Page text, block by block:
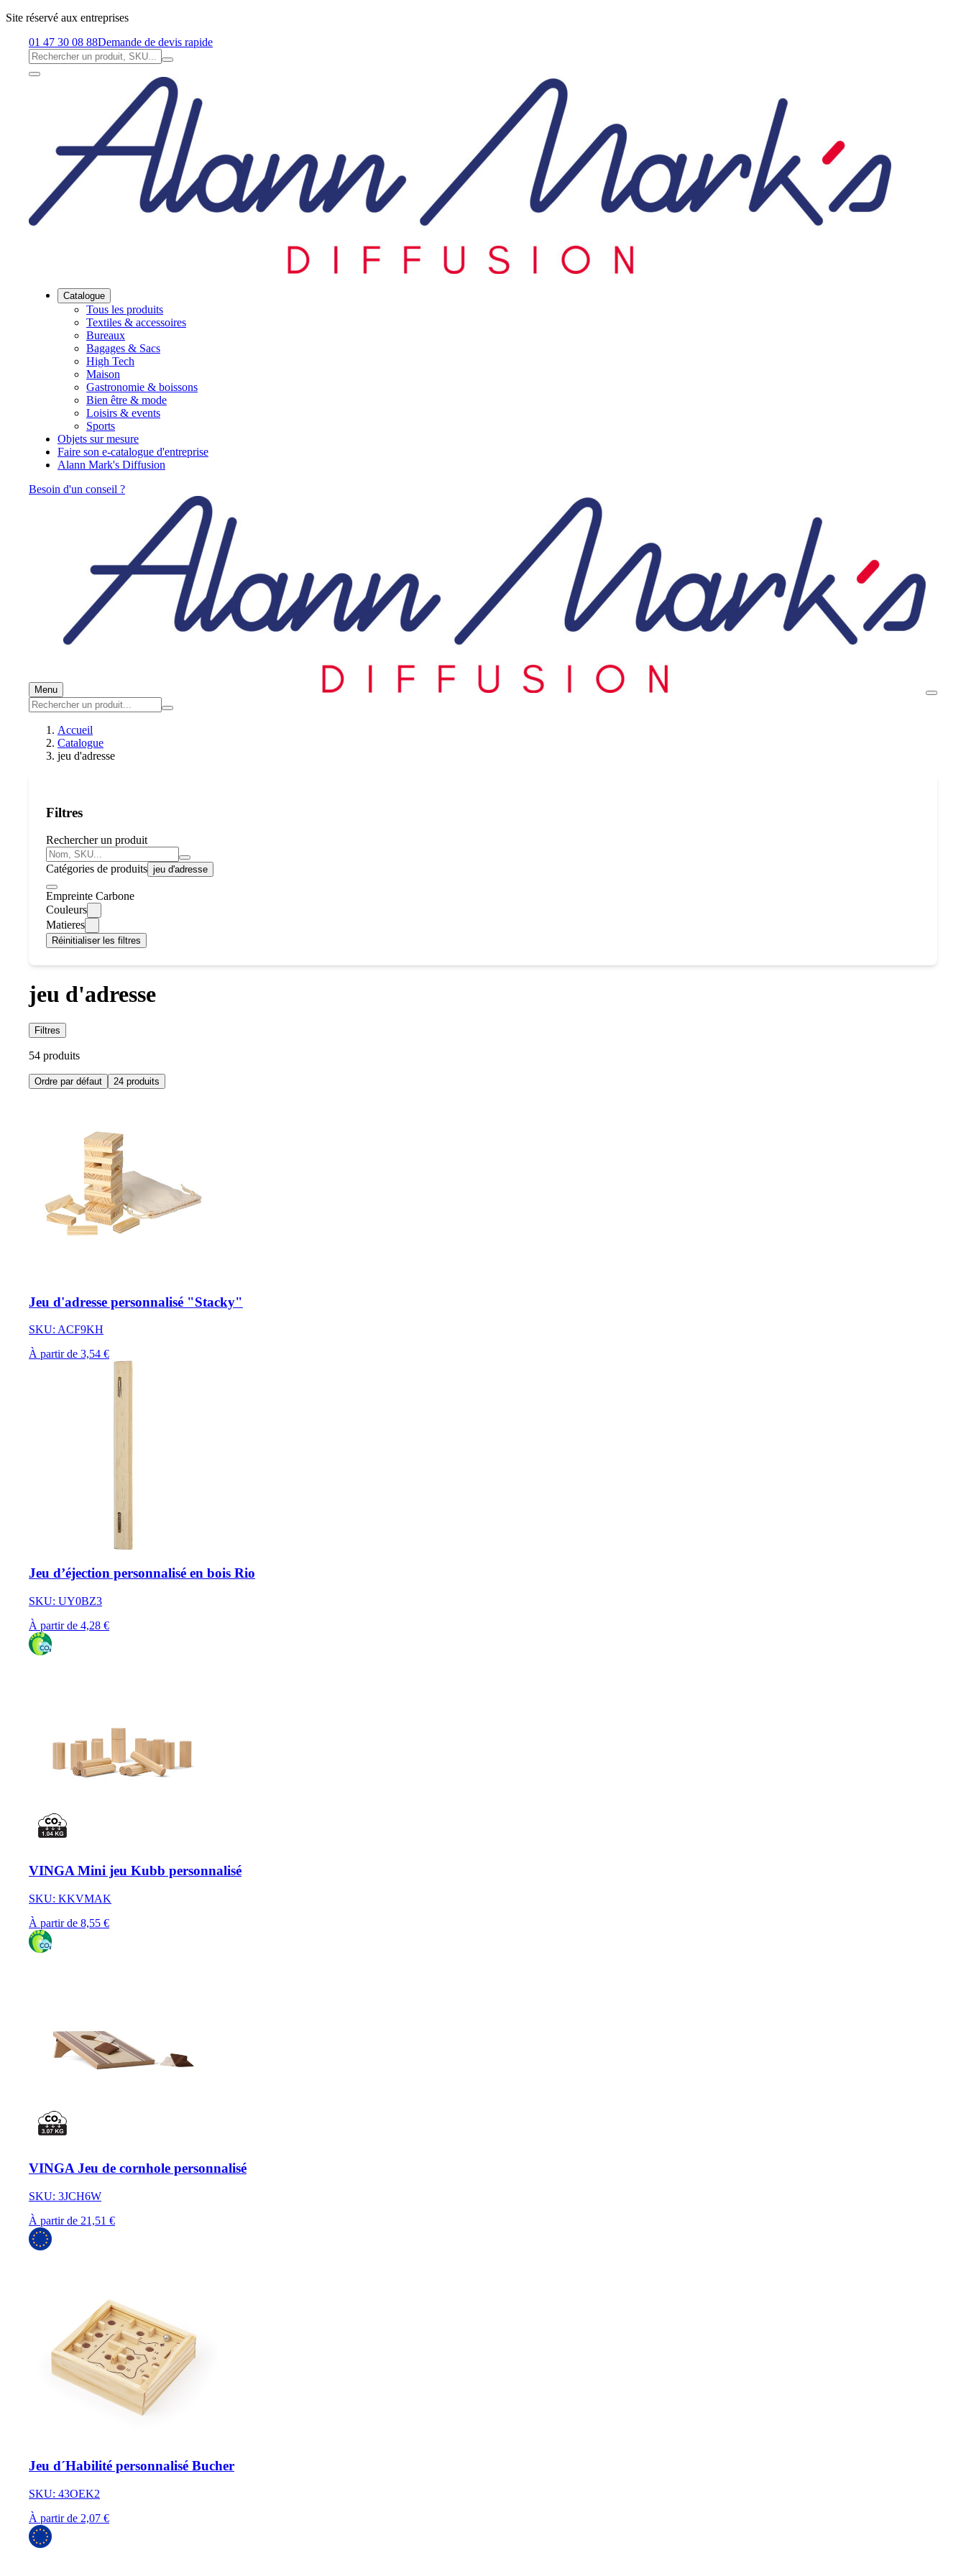
Site réservé aux entreprises
01 47 30 08 88Demande de devis rapide
Catalogue
Tous les produits
Textiles & accessoires
Bureaux
Bagages & Sacs
High Tech
Maison
Gastronomie & boissons
Bien être & mode
Loisirs & events
Sports
Objets sur mesure
Faire son e-catalogue d'entreprise
Alann Mark's Diffusion
Besoin d'un conseil ?
Menu
Accueil
Catalogue
jeu d'adresse
Filtres
Rechercher un produit
Catégories de produits jeu d'adresse
Empreinte Carbone
Couleurs
Matieres
Réinitialiser les filtres
jeu d'adresse
Filtres
54 produits
Ordre par défaut 24 produits
Jeu d'adresse personnalisé "Stacky"
SKU: ACF9KH
À partir de 3,54 €
Jeu d’éjection personnalisé en bois Rio
SKU: UY0BZ3
À partir de 4,28 €
VINGA Mini jeu Kubb personnalisé
SKU: KKVMAK
À partir de 8,55 €
VINGA Jeu de cornhole personnalisé
SKU: 3JCH6W
À partir de 21,51 €
Jeu d´Habilité personnalisé Bucher
SKU: 43OEK2
À partir de 2,07 €